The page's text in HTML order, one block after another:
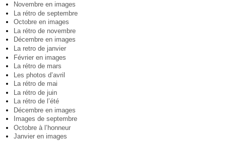
Novembre en images
La rétro de septembre
Octobre en images
La rétro de novembre
Décembre en images
La retro de janvier
Février en images
La rétro de mars
Les photos d’avril
La rétro de mai
La rétro de juin
La rétro de l’été
Décembre en images
Images de septembre
Octobre à l’honneur
Janvier en images